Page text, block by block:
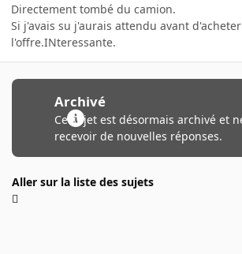
Directement tombé du camion.
Si j'avais su j'aurais attendu avant
l'offre.INteressante.
Archivé
Ce sujet est désormais archivé et
recevoir de nouvelles réponses.
Aller sur la liste des sujets